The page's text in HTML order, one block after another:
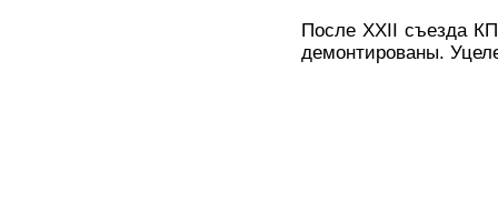
После ХXII съезда
демонтированы.